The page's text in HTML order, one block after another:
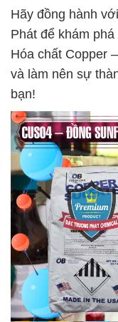
Hãy đồng hành
Phát để khám
Hóa chất Copper
và làm nên sự
bạn!